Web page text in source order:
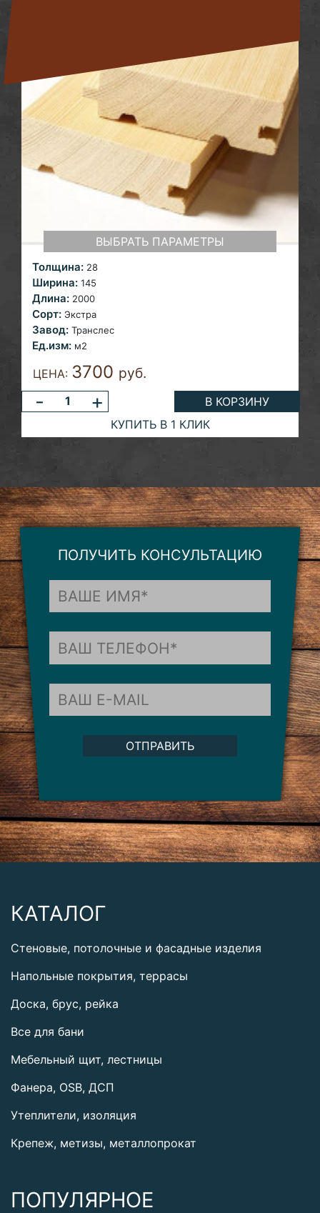
ВЫБРАТЬ ПАРАМЕТРЫ
Толщина: 28
Ширина: 145
Длина: 2000
Сорт: Экстра
Завод: Транслес
Ед.изм: м2
ЦЕНА: 3700 руб.
- +
В КОРЗИНУ
КУПИТЬ В 1 КЛИК
ПОЛУЧИТЬ КОНСУЛЬТАЦИЮ
ОТПРАВИТЬ
КАТАЛОГ
Стеновые, потолочные и фасадные изделия
Напольные покрытия, террасы
Доска, брус, рейка
Все для бани
Мебельный щит, лестницы
Фанера, OSB, ДСП
Утеплители, изоляция
Крепеж, метизы, металлопрокат
ПОПУЛЯРНОЕ